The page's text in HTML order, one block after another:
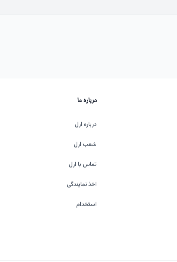
درباره ما
درباره ارل
شعب ارل
تماس با ارل
اخذ نمایندگی
استخدام